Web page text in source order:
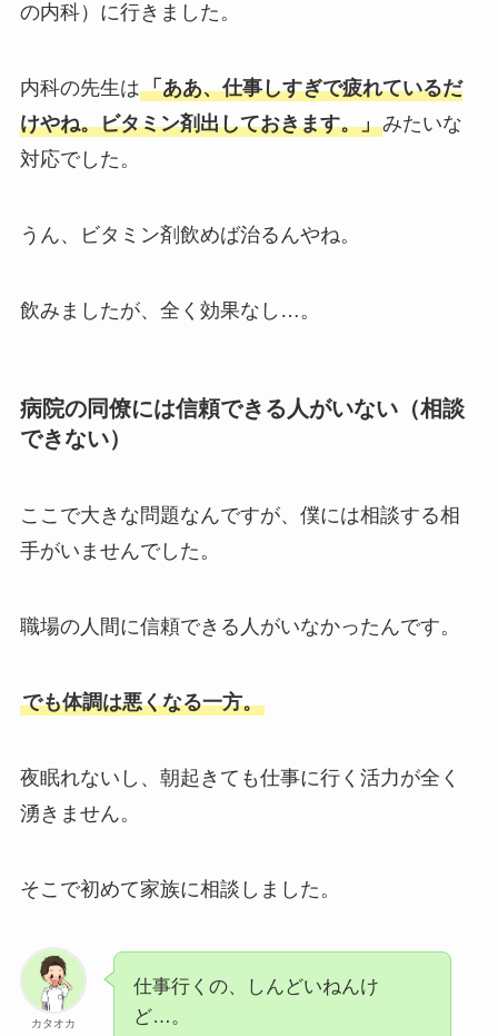
の内科）に行きました。
内科の先生は「ああ、仕事しすぎで疲れているだ
けやね。ビタミン剤出しておきます。」みたいな
対応でした。
うん、ビタミン剤飲めば治るんやね。
飲みましたが、全く効果なし…。
病院の同僚には信頼できる人がいない（相談
できない）
ここで大きな問題なんですが、僕には相談する相
手がいませんでした。
職場の人間に信頼できる人がいなかったんです。
でも体調は悪くなる一方。
夜眠れないし、朝起きても仕事に行く活力が全く
湧きません。
そこで初めて家族に相談しました。
カタオカ
仕事行くの、しんどいねんけ
ど…。